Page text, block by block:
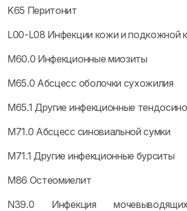
K65 Перитонит
L00-L08 Инфекции кожи и подкожной
M60.0 Инфекционные миозиты
M65.0 Абсцесс оболочки сухожилия
M65.1 Другие инфекционные
M71.0 Абсцесс синовиальной сумки
M71.1 Другие инфекционные бурситы
M86 Остеомиелит
N39.0 Инфекция